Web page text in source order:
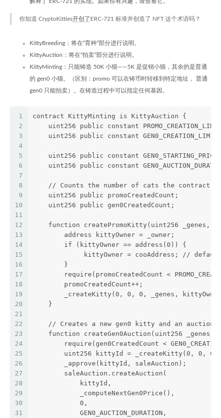
你知道 CryptoKitties开创了 ERC-721 标准并创造了 NFT 这个术语吗？
KittyBreeding：将在“育种”部分进行说明。
KittyAuction：将在“拍卖”部分进行说明。
KittyMinting：只能铸造 50K 小猫——5K 是促销小猫，其余的是普通
的 gen0 小猫。（区别：promo 可以在铸币时转移到特定地址， 普通
gen0 只能拍卖）。在铸造过程中可以指定任何基因。
1
2
3
4
5
6
7
8
9
10
11
12
13
14
15
16
17
18
19
20
21
22
23
24
25
26
27
28
29
30
31
contract KittyMinting is KittyAuction {
uint256 public constant
uint256 public constant GEN0_CREATION_LIMIT
uint256 public constant GEN0_STARTING_PRICE
uint256 public constant
// Counts the number of cats the contract
    uint256 public promoCreatedCount;
    uint256 public gen0CreatedCount;
function createPromoKitty(uint256 _genes,
        address kittyOwner = _owner;
        if (kittyOwner == address(0)) {
kittyOwner = cooAddress; //
        }
require(promoCreatedCount <
        promoCreatedCount++;
_createKitty(0, 0, 0, _genes,
    }
// Creates a new gen0 kitty and an auction
function createGen0Auction(uint256 _genes)
require(gen0CreatedCount <
uint256 kittyId = _createKitty(0, 0,
        _approve(kittyId, saleAuction);
        saleAuction.createAuction(
            kittyId,
            _computeNextGen0Price(),
            0,
            GEN0_AUCTION_DURATION,